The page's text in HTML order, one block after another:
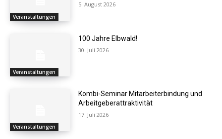
Veranstaltungen
5. August 2026
Veranstaltungen
100 Jahre Elbwald!
30. Juli 2026
Veranstaltungen
Kombi-Seminar Mitarbeiterbindung und
Arbeitgeberattraktivität
17. Juli 2026